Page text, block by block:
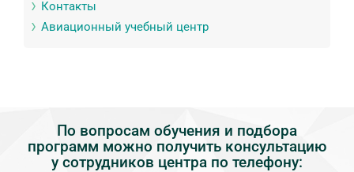
Контакты
Авиационный учебный центр
По вопросам обучения и подбора
программ можно получить консультацию
у сотрудников центра по телефону: